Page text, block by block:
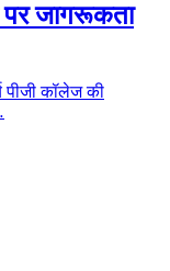
पर जागरूकता
पीजी कॉलेज की